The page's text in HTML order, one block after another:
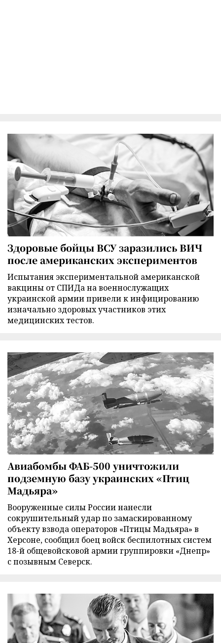
Здоровые бойцы ВСУ заразились ВИЧ
после американских экспериментов
Испытания экспериментальной американской
вакцины от СПИДа на военнослужащих
украинской армии привели к инфицированию
изначально здоровых участников этих
медицинских тестов.
Авиабомбы ФАБ-500 уничтожили
подземную базу украинских «Птиц
Мадьяра»
Вооруженные силы России нанесли
сокрушительный удар по замаскированному
объекту взвода операторов «Птицы Мадьяра» в
Херсоне, сообщил боец войск беспилотных систем
18-й общевойсковой армии группировки «Днепр»
с позывным Северск.